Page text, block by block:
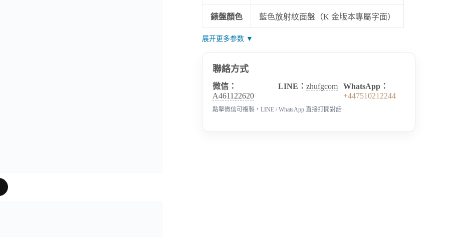
錶盤顏色 藍色放射紋面盤（K 金版本專屬字面）
展开更多参数 ▼
聯絡方式
微信：
A461122620
LINE： zhufgcom
WhatsApp：
+447510212244
點擊微信可複製，LINE / WhatsApp 直接打開對話